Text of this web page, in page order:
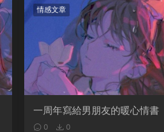
情感文章
一周年寫給男朋友的暖心情書
0 0